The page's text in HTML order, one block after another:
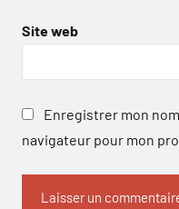
Site web
Enregistrer mon
navigateur pour mon